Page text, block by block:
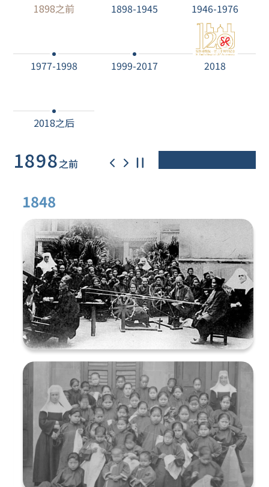
1898之前 1898-1945 1946-1976
1977-1998 1999-2017 2018
2018之后
1898之前
1848